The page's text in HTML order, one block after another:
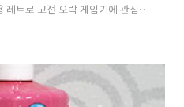
트로 고전 오락 게임기에 관심이
솔을 생산하는 것으로 유명합니
억의 게임들을 다시 즐길 수 있는
요? Anbernic RG353V가 여러분